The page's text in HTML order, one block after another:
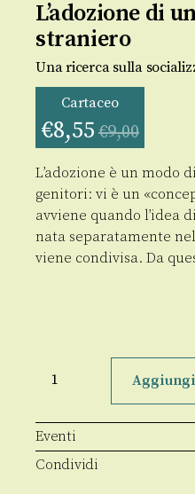
L’adozione di
straniero
Una ricerca sulla
Cartaceo
€8,55 €9,00
L’adozione è un modo
genitori: vi è un
avviene quando l’idea
nata separatamente
viene condivisa. Da
straniero
quantità
Eventi
Condividi